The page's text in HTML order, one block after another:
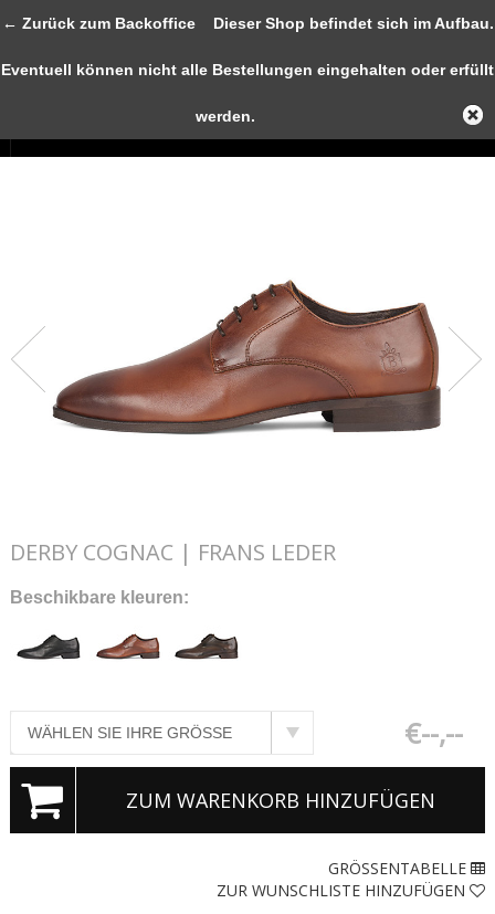
0
DERBY COGNAC | FRANS LEDER
Beschikbare kleuren:
€--,--
ZUM WARENKORB HINZUFÜGEN
GRÖSSENTABELLE
ZUR WUNSCHLISTE HINZUFÜGEN
← Zurück zum BackofficeDieser Shop befindet sich im Aufbau.
Eventuell können nicht alle Bestellungen eingehalten oder erfüllt
werden.